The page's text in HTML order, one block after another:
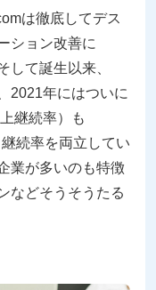
は徹底してデス
ション改善に
して誕生以来、
2021年にはついに
継続率）も
続率を両立してい
業が多いのも特徴
などそうそうたる